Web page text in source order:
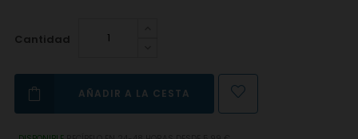
Cantidad
AÑADIR A LA CESTA